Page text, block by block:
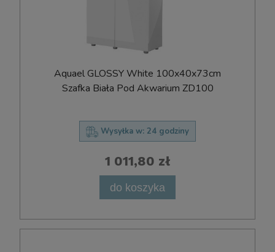
Aquael GLOSSY White 100x40x73cm
Szafka Biała Pod Akwarium ZD100
Wysyłka w: 24 godziny
1 011,80 zł
do koszyka